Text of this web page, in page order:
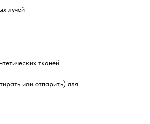
лучей
тканей
или отпарить) для